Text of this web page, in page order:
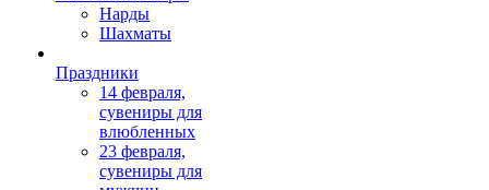
Нарды
Шахматы
Праздники
14 февраля,
сувениры для
влюбленных
23 февраля,
сувениры для